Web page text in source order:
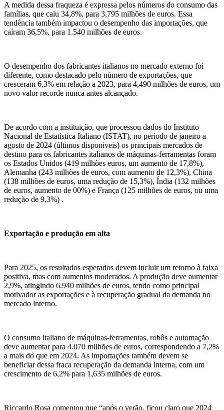
A medida dessa fraqueza é expressa pelos números do consumo das
famílias, que caiu 34,8%, para 3,795 milhões de euros. Essa
tendência também impactou o desempenho das importações, que
caíram 36,5%, para 1.540 milhões de euros.
O desempenho dos fabricantes italianos no mercado externo foi
diferente, como destacado pelo número de exportações, que
cresceram 6,3% em relação a 2023, para 4,490 milhões de euros, um
novo valor recorde nunca antes alcançado.
De acordo com a instituição, que processou dados do Instituto
Nacional de Estatística Italiano (ISTAT), no período de janeiro a
agosto de 2024 (últimos disponíveis) os principais mercados de
destino para os fabricantes italianos de máquinas-ferramentas foram
os Estados Unidos (419 milhões euros, um aumento de 17,8%),
Alemanha (243 milhões de euros, com aumento de 12,3%), China
(138 milhões de euros, uma redução de 15,3%), Índia (132 milhões
de euros, aumento de 00%) e França (125 milhões de euros, ou uma
redução de 9,3%) .
Exportação e produção em alta
Para 2025, os resultados esperados devem incluir um retorno à faixa
positiva, mas com aumentos moderados. A produção deve aumentar
2,9%, atingindo 6.940 milhões de euros, tendo como principal
motivador as exportações e à recuperação gradual da demanda no
mercado interno.
O consumo italiano de máquinas-ferramentas, robôs e automação
deve aumentar para 4.070 milhões de euros, correspondendo a 7,2%
a mais do que em 2024. As importações também devem se
beneficiar dessa fraca recuperação da demanda interna, com um
crescimento de 6,2% para 1,635 milhões de euros.
Riccardo Rosa comentou que “após o verão, ficou claro que 2024